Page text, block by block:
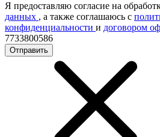
Я предоставляю согласие на
данных , а также соглашаюсь с
конфиденциальности и договором
7733800586
Отправить